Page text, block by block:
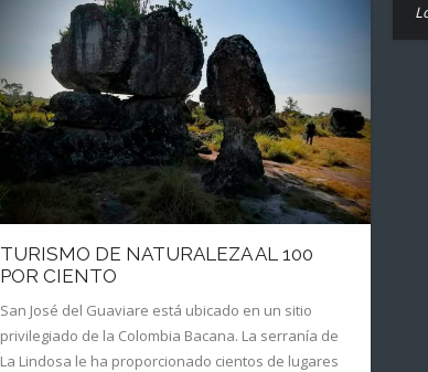
TURISMO DE NATURALEZA AL 100
POR CIENTO
San José del Guaviare está ubicado en un sitio
privilegiado de la Colombia Bacana. La serranía de
La Lindosa le ha proporcionado cientos de lugares